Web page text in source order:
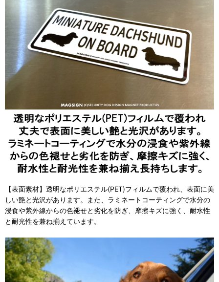
【表面素材】透明なポリエステル(PET)フィルムで覆われ、表面に美
しい艶と光沢があります。また、ラミネートコーティングで水分の
浸食や紫外線からの色褪せと劣化を防ぎ、摩擦キズに強く、耐水性
と耐光性を兼ね揃えています。